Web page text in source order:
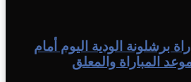
برشلونة الودية اليوم أمام
المباراة والمعلق